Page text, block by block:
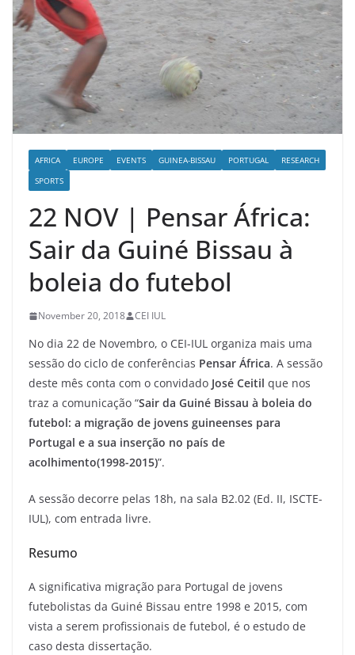
AFRICA EUROPE EVENTS GUINEA-BISSAU PORTUGAL
RESEARCH
SPORTS
22 NOV | Pensar África:
Sair da Guiné Bissau à
boleia do futebol
November 20, 2018 CEI IUL
No dia 22 de Novembro, o CEI-IUL organiza mais uma
sessão do ciclo de conferências Pensar África. A sessão
deste mês conta com o convidado José Ceitil que nos
traz a comunicação “Sair da Guiné Bissau à boleia do
futebol: a migração de jovens guineenses para
Portugal e a sua inserção no país de
acolhimento(1998-2015)”.
A sessão decorre pelas 18h, na sala B2.02 (Ed. II, ISCTE-
IUL), com entrada livre.
Resumo
A significativa migração para Portugal de jovens
futebolistas da Guiné Bissau entre 1998 e 2015, com
vista a serem profissionais de futebol, é o estudo de
caso desta dissertação.